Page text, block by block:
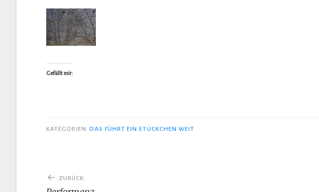
Gefällt mir:
KATEGORIEN DAS FÜHRT EIN STÜCKCHEN WEIT
Beitragsnavigation
ZURÜCK